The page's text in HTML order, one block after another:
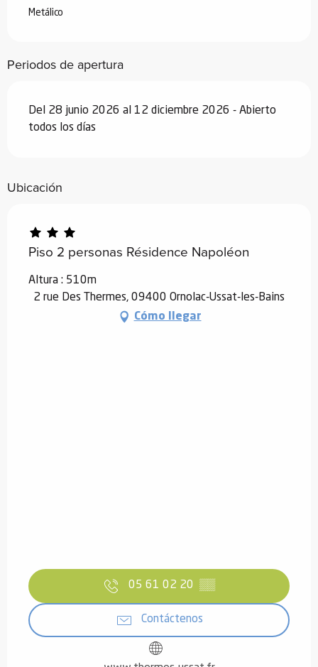
Metálico
Periodos de apertura
Del 28 junio 2026 al 12 diciembre 2026 - Abierto
todos los días
Ubicación
Piso 2 personas Résidence Napoléon
Altura : 510m
2 rue Des Thermes, 09400 Ornolac-Ussat-les-Bains
Cómo llegar
05 61 02 20 ▒▒
Contáctenos